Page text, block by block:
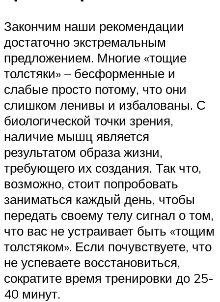
Закончим наши рекомендации
достаточно экстремальным
предложением. Многие «тощие
толстяки» – бесформенные и
слабые просто потому, что они
слишком ленивы и избалованы. С
биологической точки зрения,
наличие мышц является
результатом образа жизни,
требующего их создания. Так что,
возможно, стоит попробовать
заниматься каждый день, чтобы
передать своему телу сигнал о том,
что вас не устраивает быть «тощим
толстяком». Если почувствуете, что
не успеваете восстановиться,
сократите время тренировки до 25-
40 минут.